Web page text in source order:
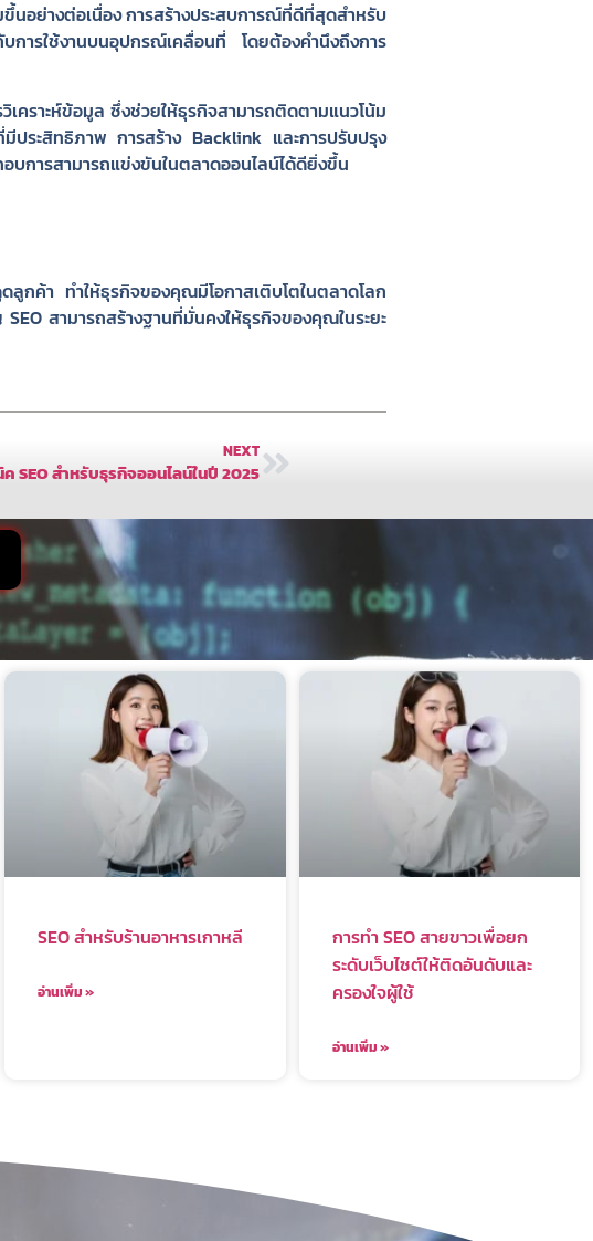
นอย่างต่อเนื่อง การสร้างประสบการณ์ที่ดีที่สุดสำหรับ
การใช้งานบนอุปกรณ์เคลื่อนที่ โดยต้องคำนึงถึงการ
คราะห์ข้อมูล ซึ่งช่วยให้ธุรกิจสามารถติดตามแนวโน้ม
ประสิทธิภาพ การสร้าง Backlink และการปรับปรุง
อบการสามารถแข่งขันในตลาดออนไลน์ได้ดียิ่งขึ้น
กค้า ทำให้ธุรกิจของคุณมีโอกาสเติบโตในตลาดโลก
สามารถสร้างฐานที่มั่นคงให้ธุรกิจของคุณในระยะ
NEXT
SEO สำหรับธุรกิจออนไลน์ในปี 2025
SEO สำหรับร้านอาหารเกาหลี
อ่านเพิ่ม »
การทำ SEO สายขาวเพื่อยก
ระดับเว็บไซต์ให้ติดอันดับและ
ครองใจผู้ใช้
อ่านเพิ่ม »